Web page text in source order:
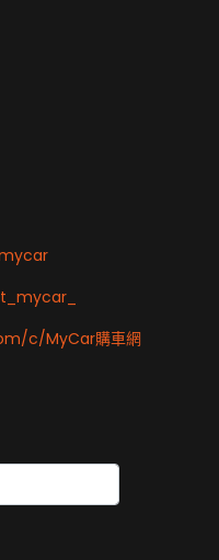
c/MyCar購車網